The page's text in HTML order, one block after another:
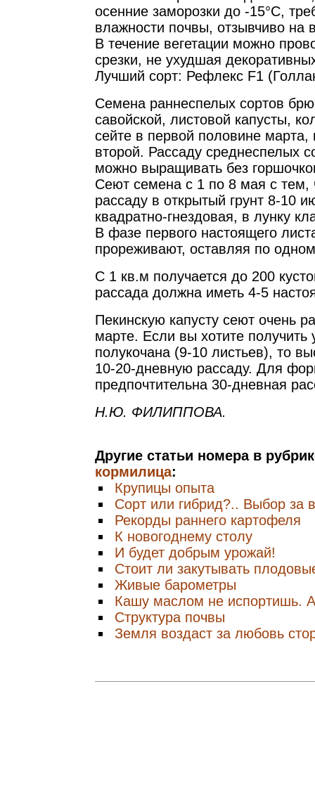
осенние заморозки до -15°С,
влажности почвы, отзывчиво на
В течение вегетации можно
срезки, не ухудшая
Лучший сорт: Рефлекс F1
Семена раннеспелых сортов
савойской, листовой капусты,
сейте в первой половине марта,
второй. Рассаду среднеспелых
можно выращивать без
Сеют семена с 1 по 8 мая с тем,
рассаду в открытый грунт 8-10
квадратно-гнездовая, в лунку
В фазе первого настоящего
прореживают, оставляя по
С 1 кв.м получается до 200
рассада должна иметь 4-5
Пекинскую капусту сеют очень
марте. Если вы хотите
полукочана (9-10 листьев), то
10-20-дневную рассаду. Для
предпочтительна 30-дневная
Н.Ю. ФИЛИППОВА.
Другие статьи номера в
кормилица:
Крупицы опыта
Сорт или гибрид?.. Выбор за
Рекорды раннего картофеля
К новогоднему столу
И будет добрым урожай!
Стоит ли закутывать
Живые барометры
Кашу маслом не испортишь.
Структура почвы
Земля воздаст за любовь